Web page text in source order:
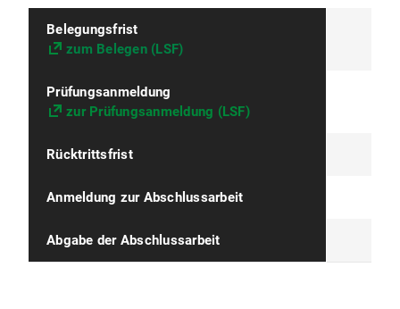
Sprachenzentrum
Belegungsfrist
zum Belegen (LSF)
Prüfungsanmeldung
zur Prüfungsanmeldung (LSF)
Rücktrittsfrist
Anmeldung zur Abschlussarbeit
Abgabe der Abschlussarbeit